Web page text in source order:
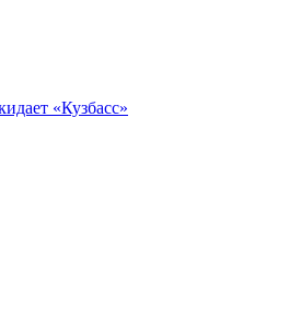
«Кузбасс»